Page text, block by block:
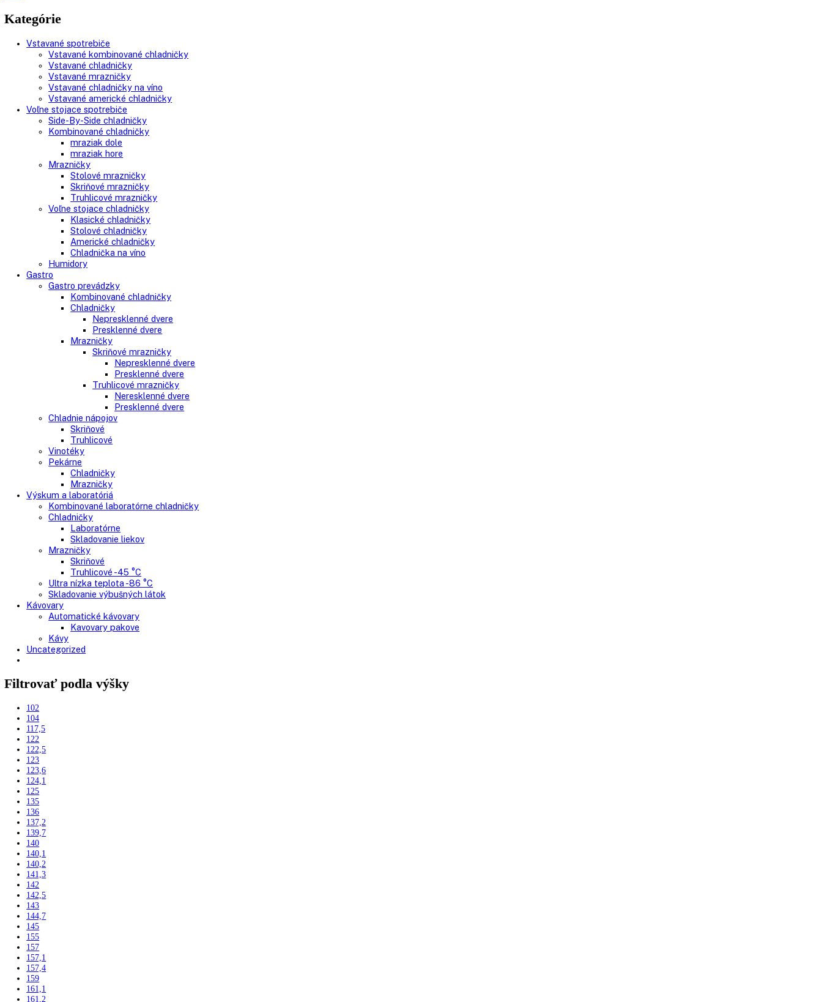
Filtrovať
Zoradiť:
Neboli nájdené žiadne produkty zodpovedajúce vášmu výberu.
Kategórie
Vstavané spotrebiče
Vstavané kombinované chladničky
Vstavané chladničky
Vstavané mrazničky
Vstavané chladničky na víno
Vstavané americké chladničky
Voľne stojace spotrebiče
Side-By-Side chladničky
Kombinované chladničky
mraziak dole
mraziak hore
Mrazničky
Stolové mrazničky
Skriňové mrazničky
Truhlicové mrazničky
Voľne stojace chladničky
Klasické chladničky
Stolové chladničky
Americké chladničky
Chladnička na víno
Humidory
Gastro prevádzky
Kombinované chladničky
Chladničky
Nepresklenné dvere
Presklenné dvere
Mrazničky
Skriňové mrazničky
Nepresklenné dvere
Presklenné dvere
Truhlicové mrazničky
Neresklenné dvere
Presklenné dvere
Chladnie nápojov
Truhlicové
Vinotéky
Pekárne
Chladničky
Výskum a laboratóriá
Kombinované laboratórne chladničky
Kávovary
Uncategorized
Filtrovať podla výšky
102
104
117,5
122
122,5
123
123,6
124,1